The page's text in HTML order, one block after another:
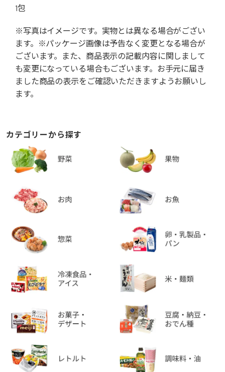
1包
※写真はイメージです。実物とは異なる場合がござい
ます。※パッケージ画像は予告なく変更となる場合が
ございます。また、商品表示の記載内容に関しまして
も変更になっている場合もございます。お手元に届き
ました商品の表示をご確認いただきますようお願いし
ます。
カテゴリーから探す